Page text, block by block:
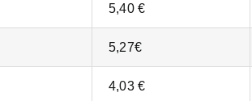
5,40 €
5,27€
4,03 €